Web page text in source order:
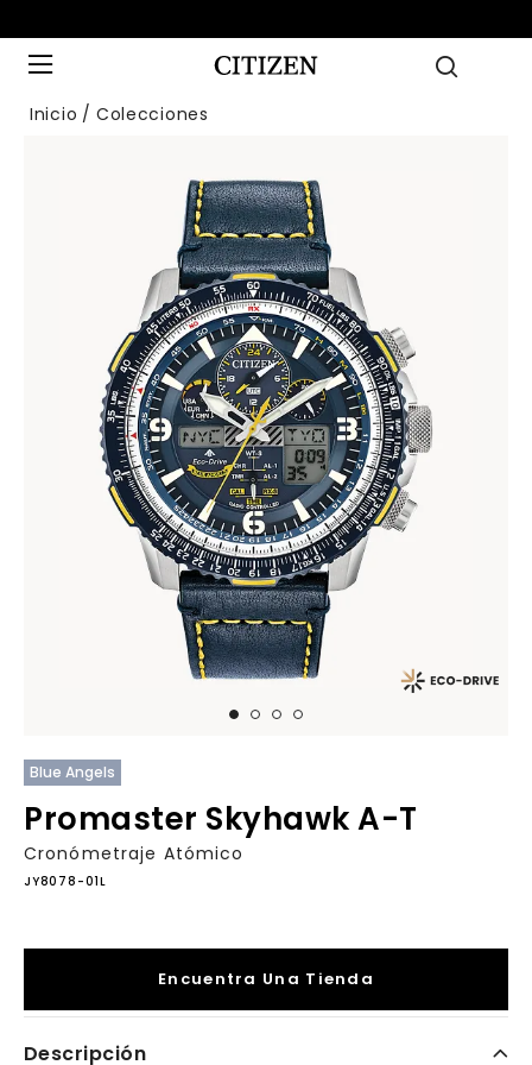
Inicio Colecciones
Blue Angels
Promaster Skyhawk A-T
Cronómetraje Atómico
JY8078-01L
Encuentra Una Tienda
Descripción